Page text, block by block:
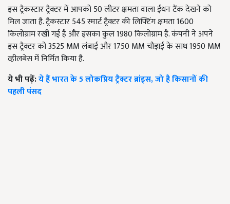
इस ट्रैकस्टार ट्रैक्टर में आपको 50 लीटर क्षमता वाला ईंधन टैंक देखने को
मिल जाता है. ट्रैकस्टार 545 स्मार्ट ट्रैक्टर की लिफ्टिंग क्षमता 1600
किलोग्राम रखी गई है और इसका कुल 1980 किलोग्राम है. कंपनी ने अपने
इस ट्रैक्टर को 3525 MM लंबाई और 1750 MM चौड़ाई के साथ 1950 MM
व्हीलबेस में निर्मित किया है.
ये भी पढ़ें:ये हैं भारत के 5 लोकप्रिय ट्रैक्टर ब्रांड्स, जो है किसानों की
पहली पंसद